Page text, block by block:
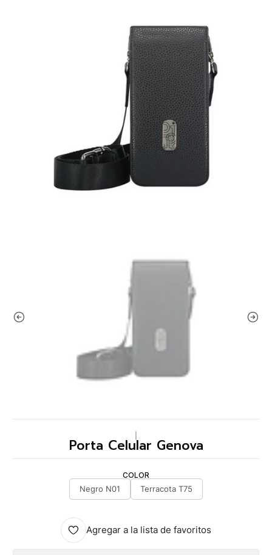
Porta Celular Genova
COLOR
Negro N01
Terracota T75
Agregar a la lista de favoritos